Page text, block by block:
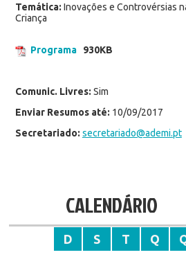
Temática: Inovações e Controvérsias
Criança
Programa 930KB
Comunic. Livres: Sim
Enviar Resumos até: 10/09/2017
Secretariado: secretariado@ademi.pt
CALENDÁRIO
D S T Q